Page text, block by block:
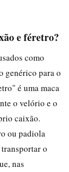
e féretro?
como
genérico para o
é uma maca
o velório e o
caixão.
ou padiola
o
nas